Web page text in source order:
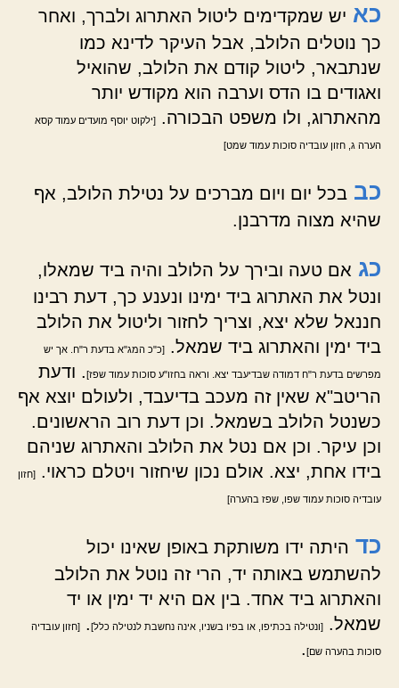
כא יש שמקדימים ליטול האתרוג ולברך, ואחר
כך נוטלים הלולב, אבל העיקר לדינא כמו
שנתבאר, ליטול קודם את הלולב, שהואיל
ואגודים בו הדס וערבה הוא מקודש יותר
מהאתרוג, ולו משפט הבכורה. [ילקוט יוסף מועדים עמוד קסא
הערה ג, חזון עובדיה סוכות עמוד שמט]
כב בכל יום ויום מברכים על נטילת הלולב, אף
שהיא מצוה מדרבנן.
כג אם טעה ובירך על הלולב והיה ביד שמאלו,
ונטל את האתרוג ביד ימינו ונענע כך, דעת רבינו
חננאל שלא יצא, וצריך לחזור וליטול את הלולב
ביד ימין והאתרוג ביד שמאל. [כ"כ המג"א בדעת ר"ח. אך יש
מפרשים בדעת ר"ח דמודה שבדיעבד יצא. וראה בחזו"ע סוכות עמוד שפז]. ודעת
הריטב"א שאין זה מעכב בדיעבד, ולעולם יוצא אף
כשנטל הלולב בשמאל. וכן דעת רוב הראשונים.
וכן עיקר. וכן אם נטל את הלולב והאתרוג שניהם
בידו אחת, יצא. אולם נכון שיחזור ויטלם כראוי. [חזון
עובדיה סוכות עמוד שפו, שפז בהערה]
כד היתה ידו משותקת באופן שאינו יכול
להשתמש באותה יד, הרי זה נוטל את הלולב
והאתרוג ביד אחד. בין אם היא יד ימין או יד
שמאל. [ונטילה בכתיפו, או בפיו בשניו, אינה נחשבת לנטילה כלל]. [חזון עובדיה
סוכות בהערה שם].